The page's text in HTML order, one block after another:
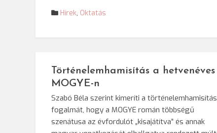
Hírek, Oktatás
Történelemhamisítás a hetvenéves
MOGYE-n
Szabó Béla szerint kimeríti a történelemhamisítás
fogalmát, hogy a MOGYE román többségű
szenátusa az évfordulót „kisajátítva” és annak